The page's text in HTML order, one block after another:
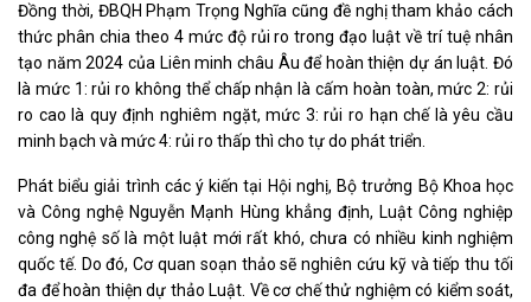
Đồng thời, ĐBQH Phạm Trọng Nghĩa cũng đề nghị tham khảo cách
thức phân chia theo 4 mức độ rủi ro trong đạo luật về trí tuệ nhân
tạo năm 2024 của Liên minh châu Âu để hoàn thiện dự án luật. Đó
là mức 1: rủi ro không thể chấp nhận là cấm hoàn toàn, mức 2: rủi
ro cao là quy định nghiêm ngặt, mức 3: rủi ro hạn chế là yêu cầu
minh bạch và mức 4: rủi ro thấp thì cho tự do phát triển.
Phát biểu giải trình các ý kiến tại Hội nghị, Bộ trưởng Bộ Khoa học
và Công nghệ Nguyễn Mạnh Hùng khẳng định, Luật Công nghiệp
công nghệ số là một luật mới rất khó, chưa có nhiều kinh nghiệm
quốc tế. Do đó, Cơ quan soạn thảo sẽ nghiên cứu kỹ và tiếp thu tối
đa để hoàn thiện dự thảo Luật. Về cơ chế thử nghiệm có kiểm soát,